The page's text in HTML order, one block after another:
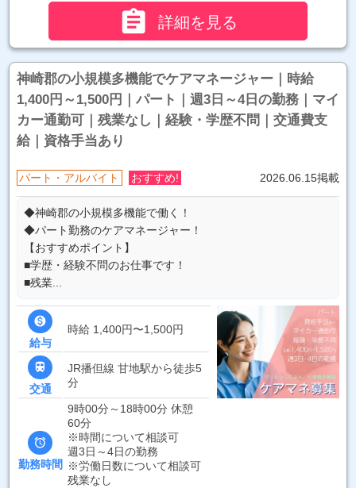
 詳細を見る
神崎郡の小規模多機能でケアマネージャー｜時給
1,400円～1,500円｜パート｜週3日～4日の勤務｜マイ
カー通勤可｜残業なし｜経験・学歴不問｜交通費支
給｜資格手当あり
パート・アルバイト おすすめ! 2026.06.15掲載
◆神崎郡の小規模多機能で働く！
◆パート勤務のケアマネージャー！
【おすすめポイント】
■学歴・経験不問のお仕事です！
■残業...

給与
時給 1,400円〜1,500円

交通
JR播但線 甘地駅から徒歩5
分

勤務時間
9時00分～18時00分 休憩
60分
※時間について相談可
週3日～4日の勤務
※労働日数について相談可
残業なし